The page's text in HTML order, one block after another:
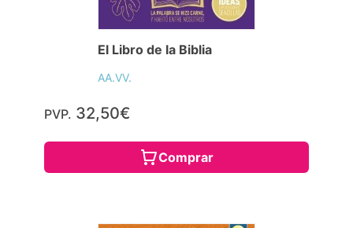
El Libro de la Biblia
AA.VV.
PVP. 32,50€
Comprar